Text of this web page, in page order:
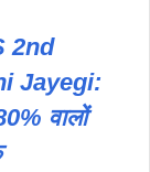
2nd
Jayegi:
वालों